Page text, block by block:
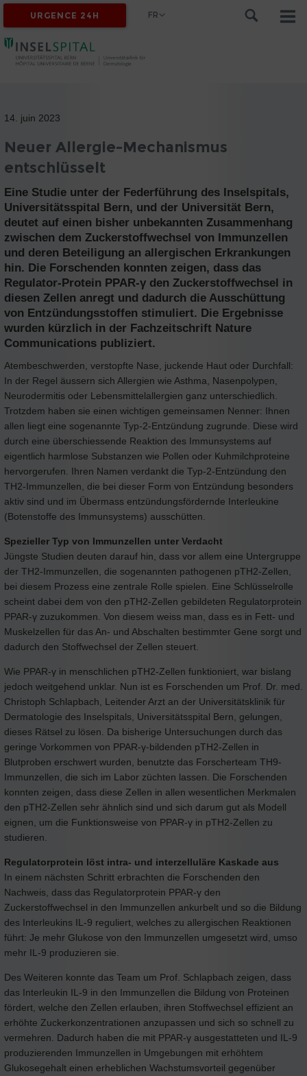
URGENCE 24H FR
14. juin 2023
Neuer Allergie-Mechanismus
entschlüsselt
Eine Studie unter der Federführung des Inselspitals,
Universitätsspital Bern, und der Universität Bern,
deutet auf einen bisher unbekannten Zusammenhang
zwischen dem Zuckerstoffwechsel von Immunzellen
und deren Beteiligung an allergischen Erkrankungen
hin. Die Forschenden konnten zeigen, dass das
Regulator-Protein PPAR-γ den Zuckerstoffwechsel in
diesen Zellen anregt und dadurch die Ausschüttung
von Entzündungsstoffen stimuliert. Die Ergebnisse
wurden kürzlich in der Fachzeitschrift Nature
Communications publiziert.
Atembeschwerden, verstopfte Nase, juckende Haut oder Durchfall:
In der Regel äussern sich Allergien wie Asthma, Nasenpolypen,
Neurodermitis oder Lebensmittelallergien ganz unterschiedlich.
Trotzdem haben sie einen wichtigen gemeinsamen Nenner: Ihnen
allen liegt eine sogenannte Typ-2-Entzündung zugrunde. Diese wird
durch eine überschiessende Reaktion des Immunsystems auf
eigentlich harmlose Substanzen wie Pollen oder Kuhmilchproteine
hervorgerufen. Ihren Namen verdankt die Typ-2-Entzündung den
TH2-Immunzellen, die bei dieser Form von Entzündung besonders
aktiv sind und im Übermass entzündungsfördernde Interleukine
(Botenstoffe des Immunsystems) ausschütten.
Spezieller Typ von Immunzellen unter Verdacht
Jüngste Studien deuten darauf hin, dass vor allem eine Untergruppe
der TH2-Immunzellen, die sogenannten pathogenen pTH2-Zellen,
bei diesem Prozess eine zentrale Rolle spielen. Eine Schlüsselrolle
scheint dabei dem von den pTH2-Zellen gebildeten Regulatorprotein
PPAR-γ zuzukommen. Von diesem weiss man, dass es in Fett- und
Muskelzellen für das An- und Abschalten bestimmter Gene sorgt und
dadurch den Stoffwechsel der Zellen steuert.
Wie PPAR-γ in menschlichen pTH2-Zellen funktioniert, war bislang
jedoch weitgehend unklar. Nun ist es Forschenden um Prof. Dr. med.
Christoph Schlapbach, Leitender Arzt an der Universitätsklinik für
Dermatologie des Inselspitals, Universitätsspital Bern, gelungen,
dieses Rätsel zu lösen. Da bisherige Untersuchungen durch das
geringe Vorkommen von PPAR-γ-bildenden pTH2-Zellen in
Blutproben erschwert wurden, benutzte das Forscherteam TH9-
Immunzellen, die sich im Labor züchten lassen. Die Forschenden
konnten zeigen, dass diese Zellen in allen wesentlichen Merkmalen
den pTH2-Zellen sehr ähnlich sind und sich darum gut als Modell
eignen, um die Funktionsweise von PPAR-γ in pTH2-Zellen zu
studieren.
Regulatorprotein löst intra- und interzelluläre Kaskade aus
In einem nächsten Schritt erbrachten die Forschenden den
Nachweis, dass das Regulatorprotein PPAR-γ den
Zuckerstoffwechsel in den Immunzellen ankurbelt und so die Bildung
des Interleukins IL-9 reguliert, welches zu allergischen Reaktionen
führt: Je mehr Glukose von den Immunzellen umgesetzt wird, umso
mehr IL-9 produzieren sie.
Des Weiteren konnte das Team um Prof. Schlapbach zeigen, dass
das Interleukin IL-9 in den Immunzellen die Bildung von Proteinen
fördert, welche den Zellen erlauben, ihren Stoffwechsel effizient an
erhöhte Zuckerkonzentrationen anzupassen und sich so schnell zu
vermehren. Dadurch haben die mit PPAR-γ ausgestatteten und IL-9
produzierenden Immunzellen in Umgebungen mit erhöhtem
Glukosegehalt einen erheblichen Wachstumsvorteil gegenüber